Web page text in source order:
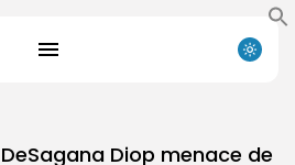
Diop menace de